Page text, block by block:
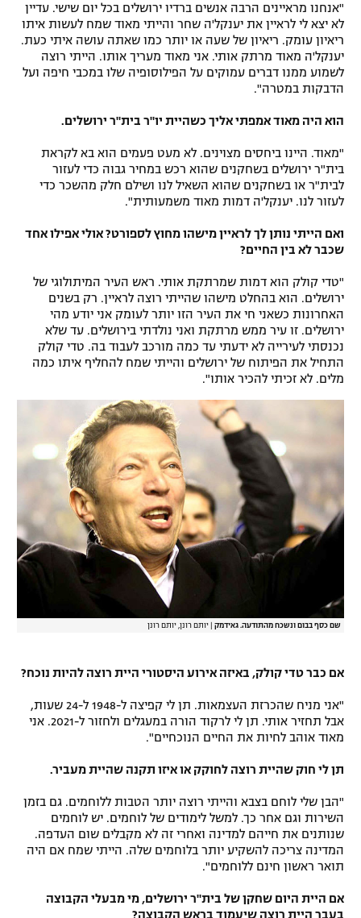
"אנחנו מראיינים הרבה אנשים ברדיו ירושלים בכל יום שישי. עדיין
לא יצא לי לראיין את יענקל'ה שחר והייתי מאוד שמח לעשות איתו
ריאיון עומק. ריאיון של שעה או יותר כמו שאתה עושה איתי כעת.
יענקל'ה מאוד מרתק אותי. אני מאוד מעריך אותו. הייתי רוצה
לשמוע ממנו דברים עמוקים על הפילוסופיה שלו במכבי חיפה ועל
הדבקות במטרה".
הוא היה מאוד אמפתי אליך כשהיית יו"ר בית"ר ירושלים.
"מאוד. היינו ביחסים מצוינים. לא מעט פעמים הוא בא לקראת
בית"ר ירושלים בשחקנים שהוא רכש במחיר גבוה כדי לעזור
לבית"ר או בשחקנים שהוא השאיל לנו ושילם חלק מהשכר כדי
לעזור לנו. יענקל'ה דמות מאוד משמעותית".
ואם הייתי נותן לך לראיין מישהו מחוץ לספורט? אולי אפילו אחד
שכבר לא בין החיים?
"טדי קולק הוא דמות שמרתקת אותי. ראש העיר המיתולוגי של
ירושלים. הוא בהחלט מישהו שהייתי רוצה לראיין. רק בשנים
האחרונות כשאני חי את העיר הזו יותר לעומק אני יודע מהי
ירושלים. זו עיר ממש מרתקת ואני נולדתי בירושלים. עד שלא
נכנסתי לעירייה לא ידעתי עד כמה מורכב לעבוד בה. טדי קולק
התחיל את הפיתוח של ירושלים והייתי שמח להחליף איתו כמה
מלים. לא זכיתי להכיר אותו".
שם כסף בבום ונשכח מהתודעה. גאידמק יותם רונן, יותם רונן
אם כבר טדי קולק, באיזה אירוע היסטורי היית רוצה להיות נוכח?
"אני מניח שהכרזת העצמאות. תן לי קפיצה ל-1948 ל-24 שעות,
אבל תחזיר אותי. תן לי לרקוד הורה במעגלים ולחזור ל-2021. אני
מאוד אוהב לחיות את החיים הנוכחיים".
תן לי חוק שהיית רוצה לחוקק או איזו תקנה שהיית מעביר.
"הבן שלי לוחם בצבא והייתי רוצה יותר הטבות ללוחמים. גם בזמן
השירות וגם אחר כך. למשל לימודים של לוחמים. יש לוחמים
שנותנים את חייהם למדינה ואחרי זה לא מקבלים שום העדפה.
המדינה צריכה להשקיע יותר בלוחמים שלה. הייתי שמח אם היה
תואר ראשון חינם ללוחמים".
אם היית היום שחקן של בית"ר ירושלים, מי מבעלי הקבוצה
בעבר היית רוצה שיעמוד בראש הקבוצה?